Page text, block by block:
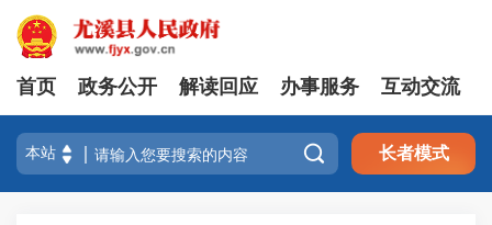
首页 政务公开 解读回应 办事服务 互动交流
 长者模式